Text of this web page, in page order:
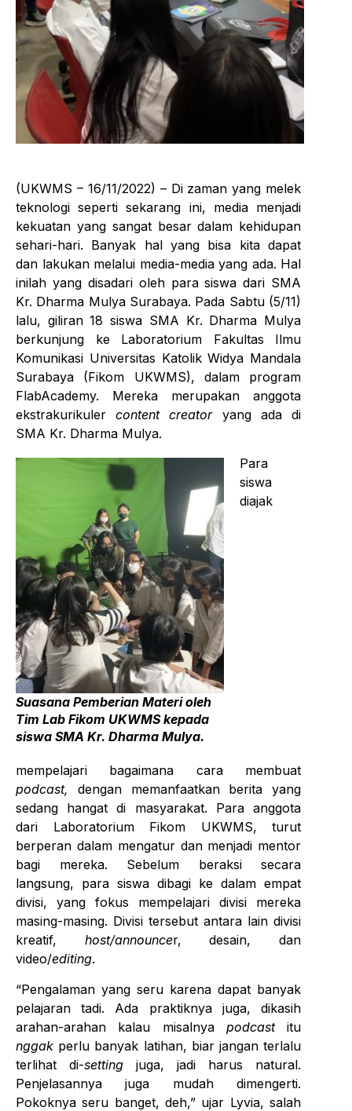
(UKWMS – 16/11/2022) – Di zaman yang melek
teknologi seperti sekarang ini, media menjadi
kekuatan yang sangat besar dalam kehidupan
sehari-hari. Banyak hal yang bisa kita dapat
dan lakukan melalui media-media yang ada. Hal
inilah yang disadari oleh para siswa dari SMA
Kr. Dharma Mulya Surabaya. Pada Sabtu (5/11)
lalu, giliran 18 siswa SMA Kr. Dharma Mulya
berkunjung ke Laboratorium Fakultas Ilmu
Komunikasi Universitas Katolik Widya Mandala
Surabaya (Fikom UKWMS), dalam program
FlabAcademy. Mereka merupakan anggota
ekstrakurikulercontent creator yang ada di
SMA Kr. Dharma Mulya.
Suasana Pemberian Materi oleh
Tim Lab Fikom UKWMS kepada
siswa SMA Kr. Dharma Mulya.
Para
siswa
diajak
mempelajari bagaimana cara membuat
podcast, dengan memanfaatkan berita yang
sedang hangat di masyarakat. Para anggota
dari Laboratorium Fikom UKWMS, turut
berperan dalam mengatur dan menjadi mentor
bagi mereka. Sebelum beraksi secara
langsung, para siswa dibagi ke dalam empat
divisi, yang fokus mempelajari divisi mereka
masing-masing. Divisi tersebut antara lain divisi
kreatif, host/announcer, desain, dan
video/editing.
“Pengalaman yang seru karena dapat banyak
pelajaran tadi. Ada praktiknya juga, dikasih
arahan-arahan kalau misalnya podcastitu
nggak perlu banyak latihan, biar jangan terlalu
terlihat di-setting juga, jadi harus natural.
Penjelasannya juga mudah dimengerti.
Pokoknya seru banget, deh,” ujar Lyvia, salah